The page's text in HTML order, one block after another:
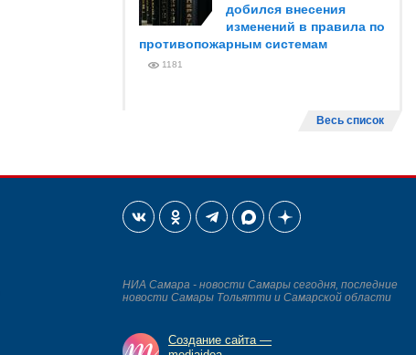
добился внесения
изменений в правила по
противопожарным системам
1181
Весь список
НИА Самара - новости Самары сегодня, последние
новости Самары Тольятти и Самарской области
Создание сайта —